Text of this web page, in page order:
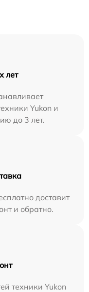
лет
Yukon и
до 3 лет.
доставит
и обратно.
техники Yukon